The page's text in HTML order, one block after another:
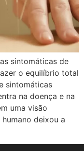
sintomáticas de
o equilíbrio total
sintomáticas
na doença e na
uma visão
deixou a